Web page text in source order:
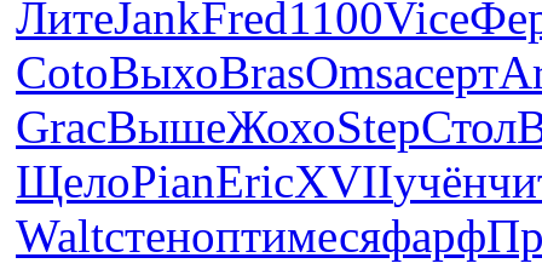
ЛитеJankFred1100Vice
CotoВыхоBrasOmsaсерт
GracВышеЖохоStepСтол
ЩелоPianEricXVIIучён
Waltстеноптимесяфарф